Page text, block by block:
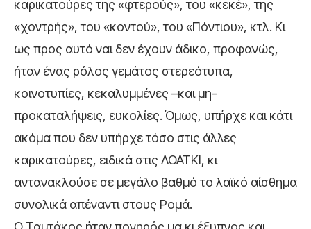
καρικατούρες της «φτερούς», του «κεκέ», της
«χοντρής», του «κοντού», του «Πόντιου», κτλ. Κι
ως προς αυτό ναι δεν έχουν άδικο, προφανώς,
ήταν ένας ρόλος γεμάτος στερεότυπα,
κοινοτυπίες, κεκαλυμμένες –και μη-
προκαταλήψεις, ευκολίες. Όμως, υπήρχε και κάτι
ακόμα που δεν υπήρχε τόσο στις άλλες
καρικατούρες, ειδικά στις ΛΟΑΤΚΙ, κι
αντανακλούσε σε μεγάλο βαθμό το λαϊκό αίσθημα
συνολικά απέναντι στους Ρομά.